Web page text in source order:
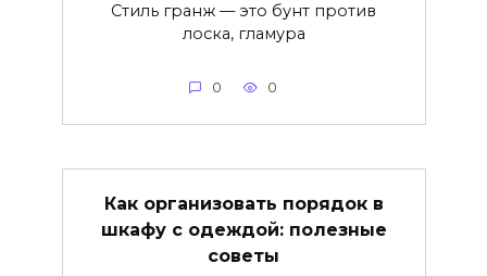
Стиль гранж — это бунт против
лоска, гламура
0 0
Как организовать порядок в
шкафу с одеждой: полезные
советы